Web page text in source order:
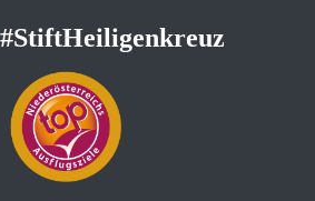
#StiftHeiligenkreuz